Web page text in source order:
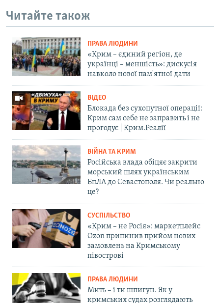
Читайте також
ПРАВА ЛЮДИНИ
«Крим – єдиний регіон, де
українці – меншість»: дискусія
навколо нової пам'ятної дати
ВІДЕО
Блокада без сухопутної операції:
Крим сам себе не заправить і не
прогодує | Крим.Реалії
ВІЙНА ТА КРИМ
Російська влада обіцяє закрити
морський шлях українським
БпЛА до Севастополя. Чи реально
це?
СУСПІЛЬСТВО
«Крим – не Росія»: маркетплейс
Ozon припинив прийом нових
замовлень на Кримському
півострові
ПРАВА ЛЮДИНИ
Мить – і ти шпигун. Як у
кримських судах розглядають